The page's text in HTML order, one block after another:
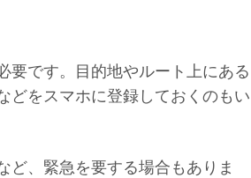
要です。目的地やルート上にある
どをスマホに登録しておくのもい
ど、緊急を要する場合もありま